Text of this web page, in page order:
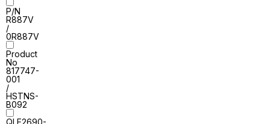
P/N
R887V
/
0R887V
Product
No
817747-
001
/
HSTNS-
B092